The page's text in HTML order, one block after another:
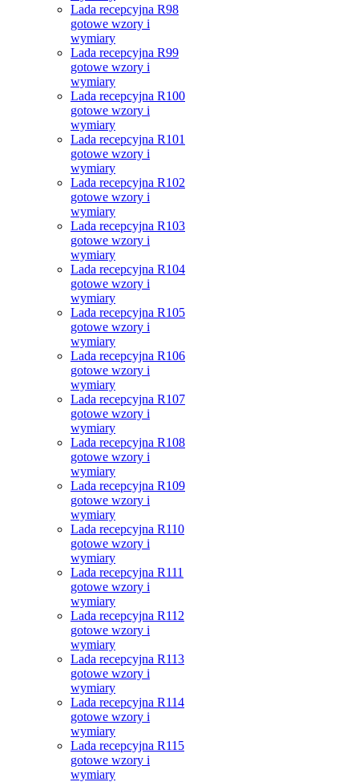
Lada recepcyjna R98
gotowe wzory i
wymiary
Lada recepcyjna R99
gotowe wzory i
wymiary
Lada recepcyjna R100
gotowe wzory i
wymiary
Lada recepcyjna R101
gotowe wzory i
wymiary
Lada recepcyjna R102
gotowe wzory i
wymiary
Lada recepcyjna R103
gotowe wzory i
wymiary
Lada recepcyjna R104
gotowe wzory i
wymiary
Lada recepcyjna R105
gotowe wzory i
wymiary
Lada recepcyjna R106
gotowe wzory i
wymiary
Lada recepcyjna R107
gotowe wzory i
wymiary
Lada recepcyjna R108
gotowe wzory i
wymiary
Lada recepcyjna R109
gotowe wzory i
wymiary
Lada recepcyjna R110
gotowe wzory i
wymiary
Lada recepcyjna R111
gotowe wzory i
wymiary
Lada recepcyjna R112
gotowe wzory i
wymiary
Lada recepcyjna R113
gotowe wzory i
wymiary
Lada recepcyjna R114
gotowe wzory i
wymiary
Lada recepcyjna R115
gotowe wzory i
wymiary